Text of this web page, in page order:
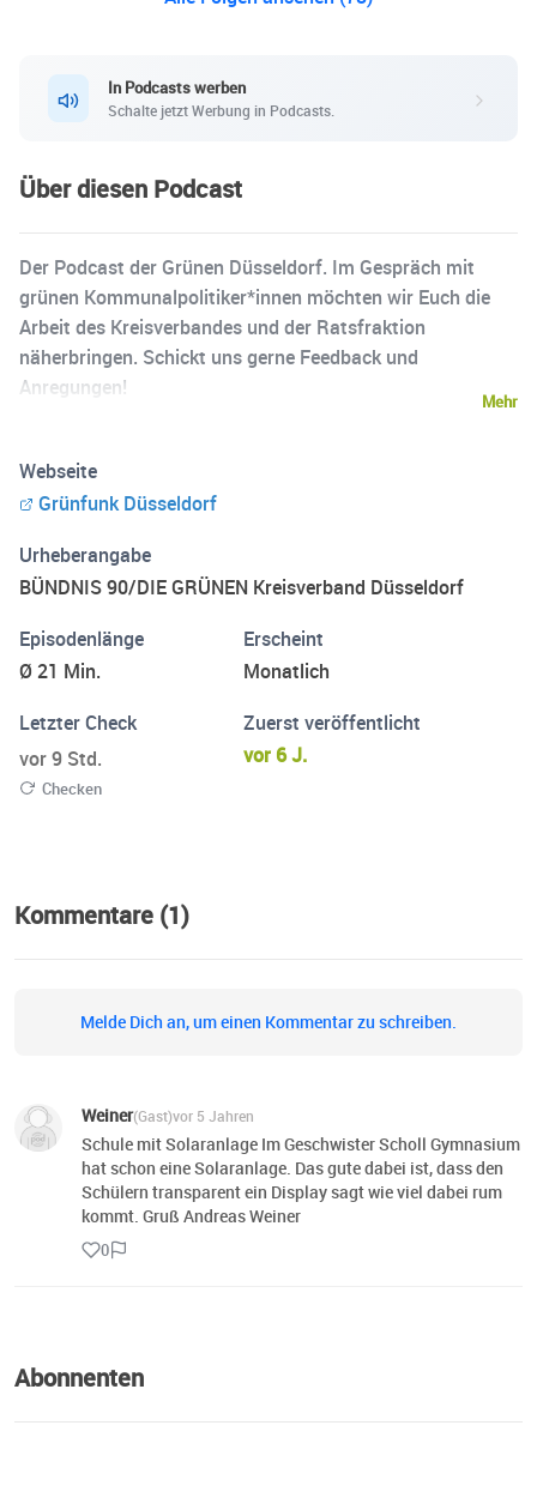
In Podcasts werben
Schalte jetzt Werbung in Podcasts.
Über diesen Podcast
Der Podcast der Grünen Düsseldorf. Im Gespräch mit
grünen Kommunalpolitiker*innen möchten wir Euch die
Arbeit des Kreisverbandes und der Ratsfraktion
näherbringen. Schickt uns gerne Feedback und
Anregungen!
Mehr
Webseite
Grünfunk Düsseldorf
Urheberangabe
BÜNDNIS 90/DIE GRÜNEN Kreisverband Düsseldorf
Episodenlänge
Ø 21 Min.
Erscheint
Monatlich
Letzter Check
vor 9 Std.
Checken
Zuerst veröffentlicht
vor 6 J.
Kommentare (1)
Melde Dich an, um einen Kommentar zu schreiben.
Weiner(Gast)vor 5 Jahren
Schule mit Solaranlage Im Geschwister Scholl Gymnasium
hat schon eine Solaranlage. Das gute dabei ist, dass den
Schülern transparent ein Display sagt wie viel dabei rum
kommt. Gruß Andreas Weiner
0
Abonnenten